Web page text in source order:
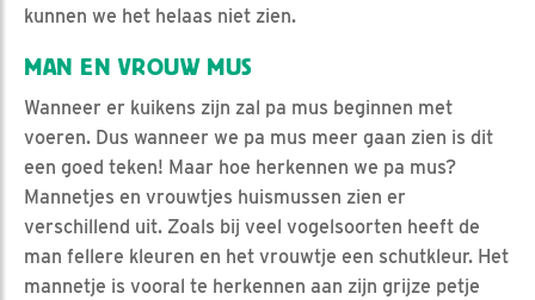
kunnen we het helaas niet zien.
MAN EN VROUW MUS
Wanneer er kuikens zijn zal pa mus beginnen met
voeren. Dus wanneer we pa mus meer gaan zien is dit
een goed teken! Maar hoe herkennen we pa mus?
Mannetjes en vrouwtjes huismussen zien er
verschillend uit. Zoals bij veel vogelsoorten heeft de
man fellere kleuren en het vrouwtje een schutkleur. Het
mannetje is vooral te herkennen aan zijn grijze petje